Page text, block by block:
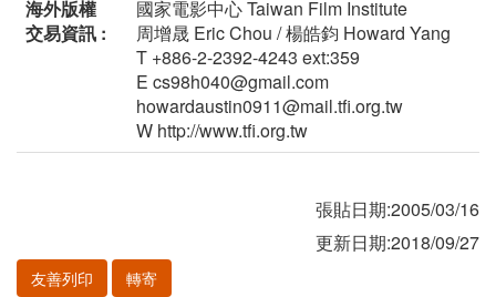
海外版權
交易資訊 :
國家電影中心 Taiwan Film Institute
周增晟 Eric Chou / 楊皓鈞 Howard Yang
T +886-2-2392-4243 ext:359
E cs98h040@gmail.com
howardaustin0911@mail.tfi.org.tw
W http://www.tfi.org.tw
張貼日期:2005/03/16
更新日期:2018/09/27
友善列印 轉寄